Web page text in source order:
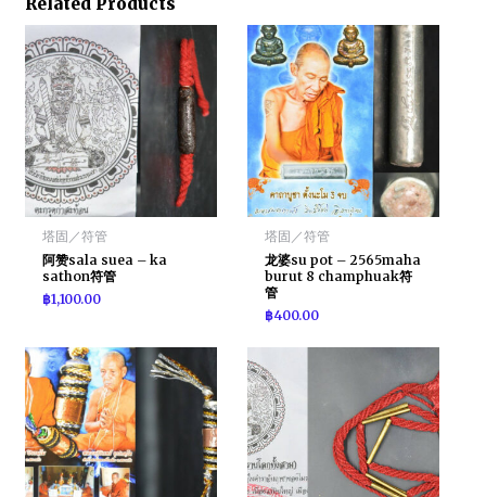
塔固／符管
阿赞sala suea – ka
sathon符管
฿1,100.00
塔固／符管
龙婆su pot – 2565maha
burut 8 champhuak符
管
฿400.00